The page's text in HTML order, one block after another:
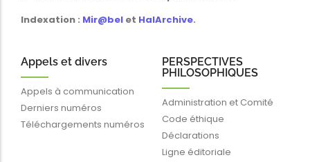
Indexation : Mir@bel et HalArchive.
Appels et divers
Appels à communication
Derniers numéros
Téléchargements numéros
PERSPECTIVES
PHILOSOPHIQUES
Administration et Comité
Code éthique
Déclarations
Ligne éditoriale